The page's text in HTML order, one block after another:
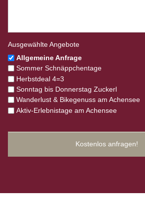
Ausgewählte Angebote
Allgemeine Anfrage
Sommer Schnäppchentage
Herbstdeal 4=3
Sonntag bis Donnerstag Zuckerl
Wanderlust & Bikegenuss am Achensee
Aktiv-Erlebnistage am Achensee